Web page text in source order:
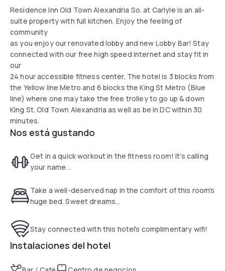
Residence Inn Old Town Alexandria So. at Carlyle is an all-
suite property with full kitchen. Enjoy the feeling of
community
as you enjoy our renovated lobby and new Lobby Bar! Stay
connected with our free high speed internet and stay fit in
our
24 hour accessible fitness center. The hotel is 3 blocks from
the Yellow line Metro and 6 blocks the King St Metro (Blue
line) where one may take the free trolley to go up & down
King St. Old Town Alexandria as well as be in DC within 30
minutes.
Nos está gustando
Get in a quick workout in the fitness room! It's calling
your name...
Take a well-deserved nap in the comfort of this room's
huge bed. Sweet dreams...
Stay connected with this hotel's complimentary wifi!
Instalaciones del hotel